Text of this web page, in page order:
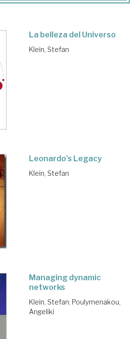
La belleza del Universo
Klein, Stefan
Leonardo's Legacy
Klein, Stefan
Managing dynamic
networks
Klein, Stefan; Poulymenakou,
Angeliki